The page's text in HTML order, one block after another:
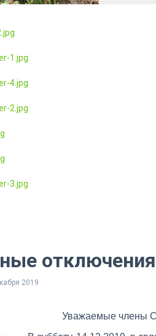
1.jpg
4.jpg
2.jpg
3.jpg
2019
Уважаемые члены